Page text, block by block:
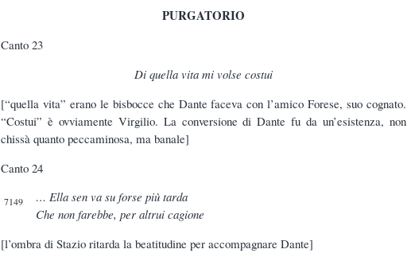
PURGATORIO
Canto 23
Di quella vita mi volse costui
[“quella vita” erano le bisbocce che Dante faceva con l’amico Forese, suo cognato.
“Costui” è ovviamente Virgilio. La conversione di Dante fu da un’esistenza, non
chissà quanto peccaminosa, ma banale]
Canto 24
7149
… Ella sen va su forse più tarda
Che non farebbe, per altrui cagione
[l’ombra di Stazio ritarda la beatitudine per accompagnare Dante]